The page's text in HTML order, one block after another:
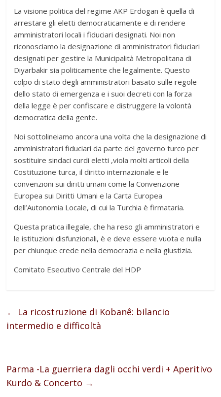
La visione politica del regime AKP Erdogan è quella di
arrestare gli eletti democraticamente e di rendere
amministratori locali i fiduciari designati. Noi non
riconosciamo la designazione di amministratori fiduciari
designati per gestire la Municipalità Metropolitana di
Diyarbakir sia politicamente che legalmente. Questo
colpo di stato degli amministratori basato sulle regole
dello stato di emergenza e i suoi decreti con la forza
della legge è per confiscare e distruggere la volontà
democratica della gente.
Noi sottolineiamo ancora una volta che la designazione di
amministratori fiduciari da parte del governo turco per
sostituire sindaci curdi eletti ,viola molti articoli della
Costituzione turca, il diritto internazionale e le
convenzioni sui diritti umani come la Convenzione
Europea sui Diritti Umani e la Carta Europea
dell’Autonomia Locale, di cui la Turchia è firmataria.
Questa pratica illegale, che ha reso gli amministratori e
le istituzioni disfunzionali, è e deve essere vuota e nulla
per chiunque crede nella democrazia e nella giustizia.
Comitato Esecutivo Centrale del HDP
← La ricostruzione di Kobanê: bilancio
intermedio e difficoltà
Parma -La guerriera dagli occhi verdi + Aperitivo
Kurdo & Concerto →